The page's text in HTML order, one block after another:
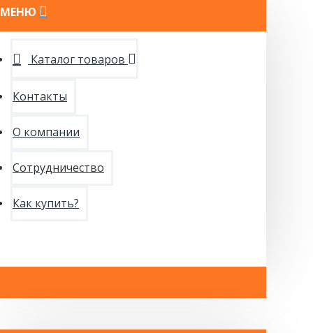
МЕНЮ
Каталог товаров
Контакты
О компании
Сотрудничество
Как купить?